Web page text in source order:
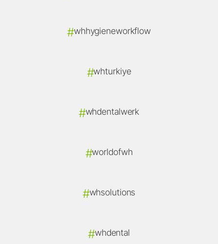
#whhygieneworkflow
#whturkiye
#whdentalwerk
#worldofwh
#whsolutions
#whdental